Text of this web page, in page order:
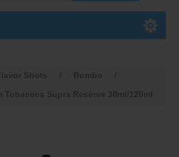
Shots / Bombo
/
Tobaccos Supra Reserve 30ml/120ml